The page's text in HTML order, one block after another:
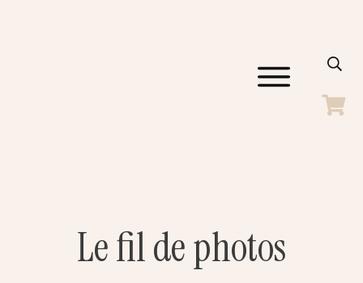
Le fil de photos